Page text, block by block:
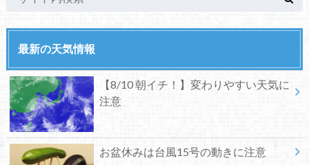
最新の天気情報
【8/10 朝イチ！】変わりやすい天気に
注意
お盆休みは台風15号の動きに注意